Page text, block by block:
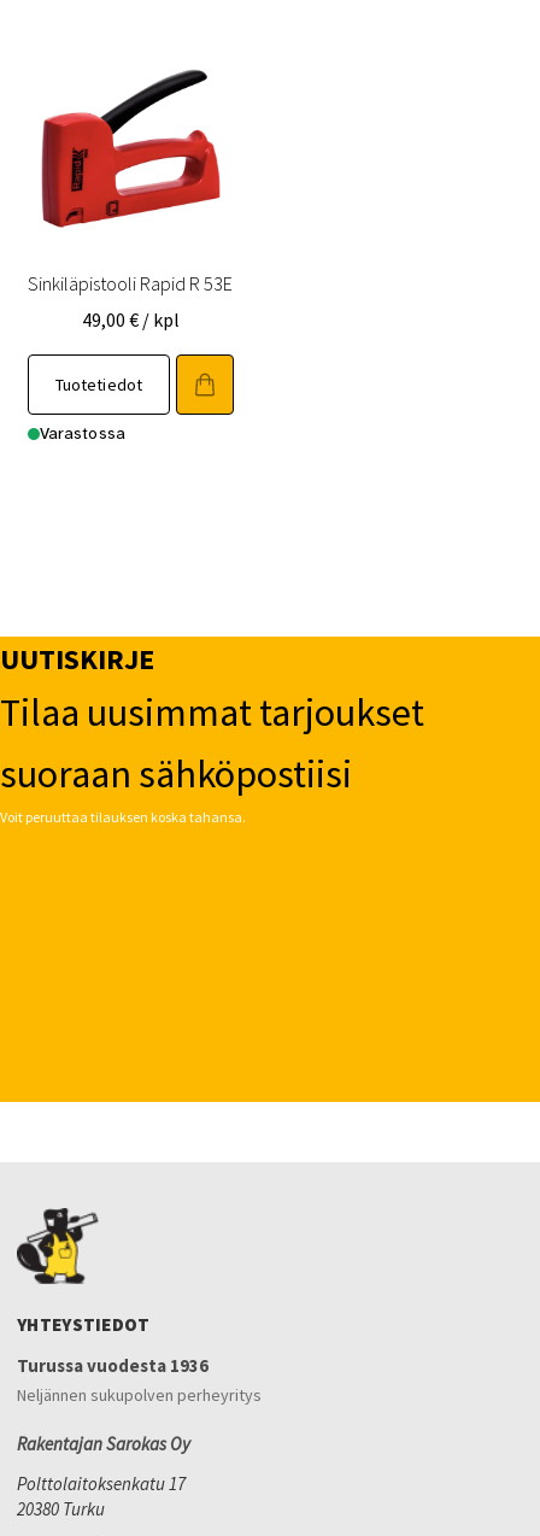
Sinkiläpistooli Rapid R 53E
49,00 € / kpl
Tuotetiedot
Varastossa
UUTISKIRJE
Tilaa uusimmat tarjoukset
suoraan sähköpostiisi
Voit peruuttaa tilauksen koska tahansa.
YHTEYSTIEDOT
Turussa vuodesta 1936
Neljännen sukupolven perheyritys
Rakentajan Sarokas Oy
Polttolaitoksenkatu 17
20380 Turku